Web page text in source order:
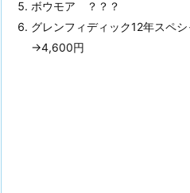
ボウモア ？？？
グレンフィディック12年スペ
→4,600円